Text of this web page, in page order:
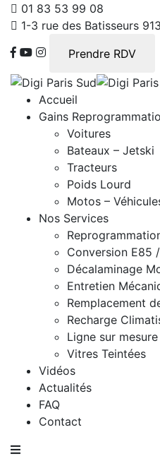
01 83 53 99 08
1-3 rue des Batisseurs
Prendre RDV
Accueil
Gains
Voitures
Bateaux – Jetski
Tracteurs
Poids Lourd
Motos –
Nos Services
Conversion E85
Décalaminage
Entretien
Remplacement
Recharge
Ligne sur
Vitres Teintées
Vidéos
Actualités
FAQ
Contact